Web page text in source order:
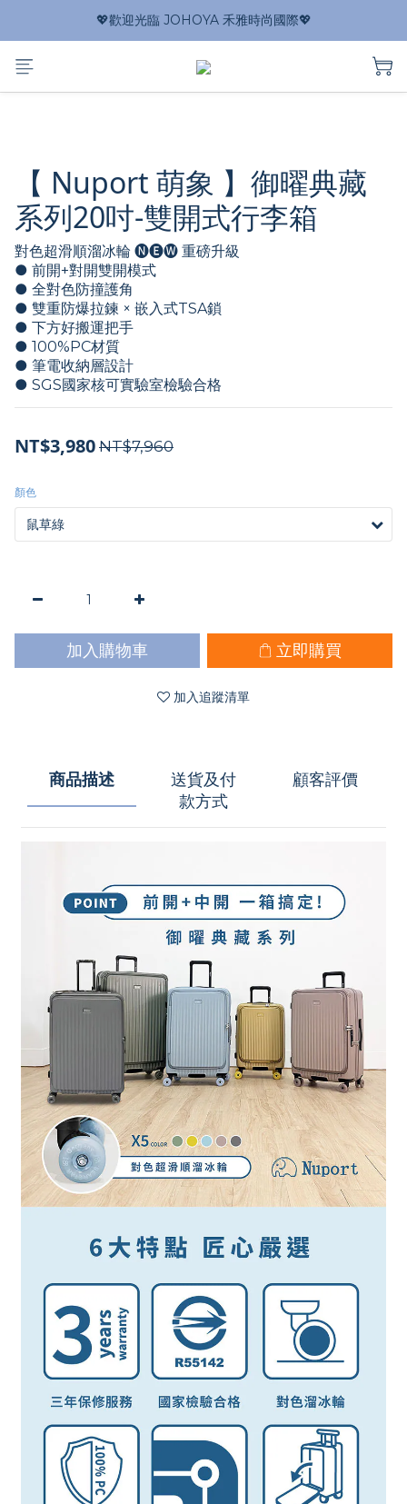
💖歡迎光臨 JOHOYA 禾雅時尚國際💖
【 Nuport 萌象 】御曜典藏
系列20吋-雙開式行李箱
對色超滑順溜冰輪 🅝🅔🅦 重磅升級
● 前開+對開雙開模式
● 全對色防撞護角
● 雙重防爆拉鍊 × 嵌入式TSA鎖
● 下方好搬運把手
● 100%PC材質
● 筆電收納層設計
● SGS國家核可實驗室檢驗合格
NT$3,980 NT$7,960
顏色
加入購物車 立即購買
加入追蹤清單
商品描述
送貨及付
款方式
顧客評價